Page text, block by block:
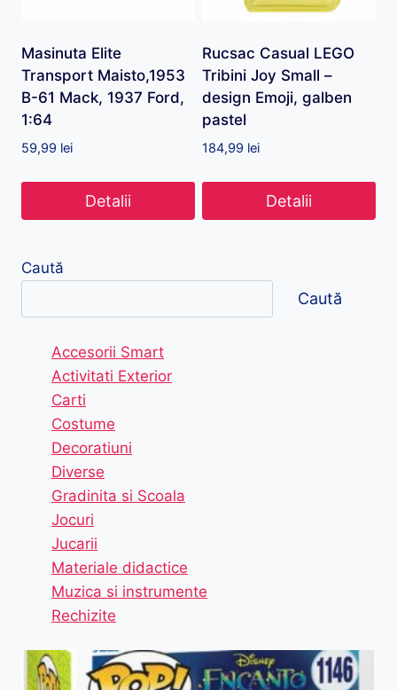
Masinuta Elite
Transport Maisto,1953
B-61 Mack, 1937 Ford,
1:64
59,99 lei
Detalii
Rucsac Casual LEGO
Tribini Joy Small –
design Emoji, galben
pastel
184,99 lei
Detalii
Caută
Caută
Accesorii Smart
Activitati Exterior
Carti
Costume
Decoratiuni
Diverse
Gradinita si Scoala
Jocuri
Jucarii
Materiale didactice
Muzica si instrumente
Rechizite